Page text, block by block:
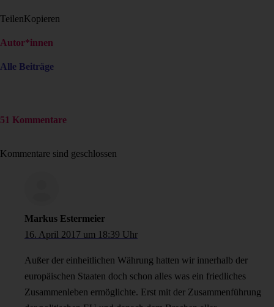
TeilenKopieren
Autor*innen
Alle Beiträge
51 Kommentare
Kommentare sind geschlossen
Markus Estermeier
16. April 2017 um 18:39 Uhr
Außer der einheitlichen Währung hatten wir innerhalb der
europäischen Staaten doch schon alles was ein friedliches
Zusammenleben ermöglichte. Erst mit der Zusammenführung